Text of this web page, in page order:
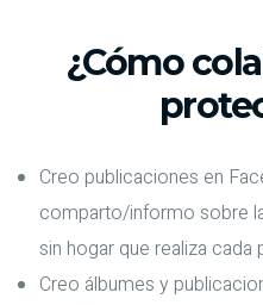
¿Cómo
Creo publicaciones en
comparto/informo sobre
sin hogar que realiza
Creo álbumes y